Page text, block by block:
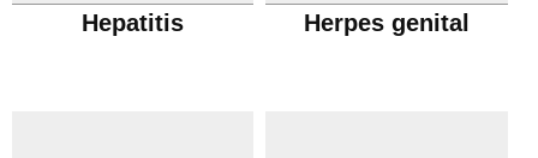
Hepatitis Herpes genital